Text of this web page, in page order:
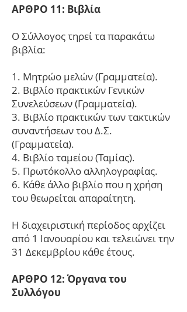
ΑΡΘΡΟ 11: Βιβλία
Ο Σύλλογος τηρεί τα παρακάτω
βιβλία:
1. Μητρώο μελών (Γραμματεία).
2. Βιβλίο πρακτικών Γενικών
Συνελεύσεων (Γραμματεία).
3. Βιβλίο πρακτικών των τακτικών
συναντήσεων του Δ.Σ.
(Γραμματεία).
4. Βιβλίο ταμείου (Ταμίας).
5. Πρωτόκολλο αλληλογραφίας.
6. Κάθε άλλο βιβλίο που η χρήση
του θεωρείται απαραίτητη.
Η διαχειριστική περίοδος αρχίζει
από 1 Ιανουαρίου και τελειώνει την
31 Δεκεμβρίου κάθε έτους.
ΑΡΘΡΟ 12: Όργανα του
Συλλόγου